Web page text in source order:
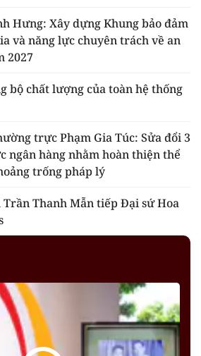
Hưng: Xây dựng Khung bảo đảm
và năng lực chuyên trách về an
2027
bộ chất lượng của toàn hệ thống
trực Phạm Gia Túc: Sửa đổi 3
ngân hàng nhằm hoàn thiện thể
trống pháp lý
Trần Thanh Mẫn tiếp Đại sứ Hoa